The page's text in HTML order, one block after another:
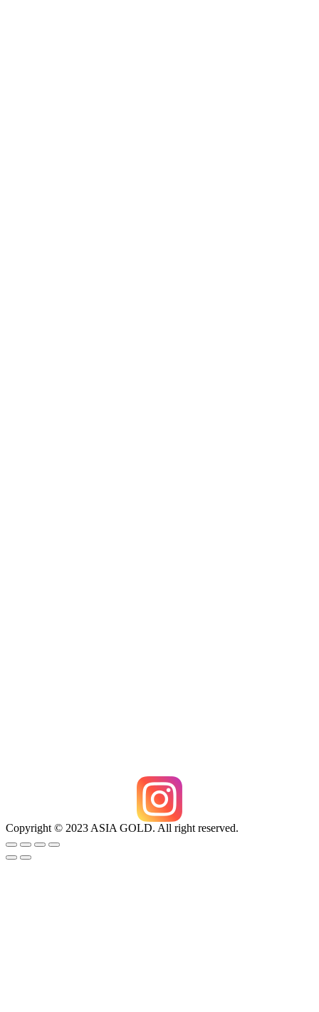
Copyright © 2023 ASIA GOLD. All right reserved.